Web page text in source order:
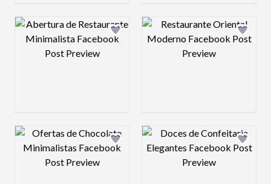
Design preview image Design preview
Design preview image Design preview